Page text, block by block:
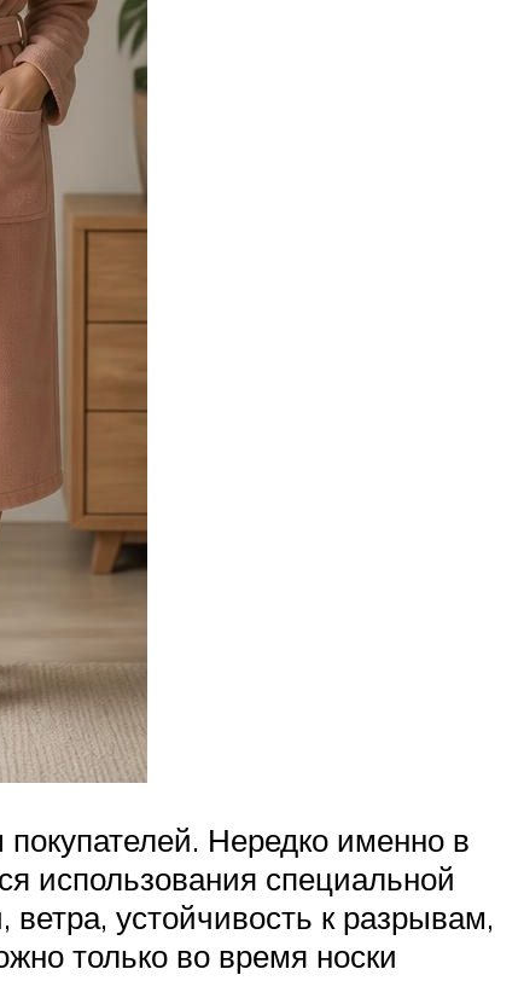
Нередко именно в
использования специальной
устойчивость к разрывам,
только во время носки